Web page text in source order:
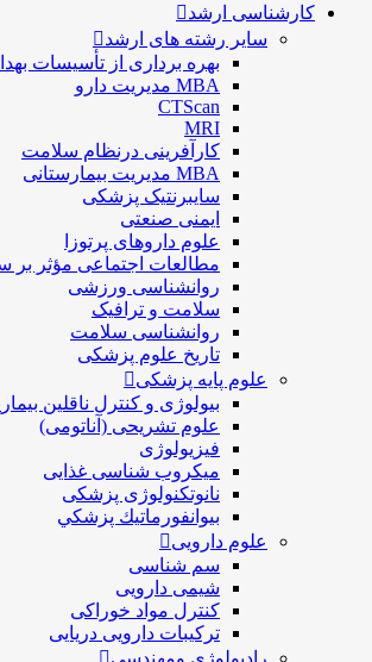
کارشناسی ارشد
سایر رشته های ارشد
بهره برداری از تأسیسات
MBA مدیریت دارو
CTScan
MRI
کارآفرینی درنظام سلامت
MBA مدیریت بیمارستانی
سایبرنتیک پزشکی
ایمنی صنعتی
علوم داروهای پرتوزا
مطالعات اجتماعی مؤثر بر
روانشناسی ورزشی
سلامت و ترافیک
روانشناسی سلامت
تاریخ علوم پزشکی
علوم پایه پزشکی
بیولوژی و کنترل ناقلین
علوم تشریحی (آناتومی)
فیزیولوژی
ميكروب شناسی غذایی
نانوتکنولوژی پزشکی
بيوانفورماتيك پزشكي
علوم دارویی
سم شناسی
شیمی دارویی
کنترل مواد خوراکی
ترکیبات دارویی دریایی